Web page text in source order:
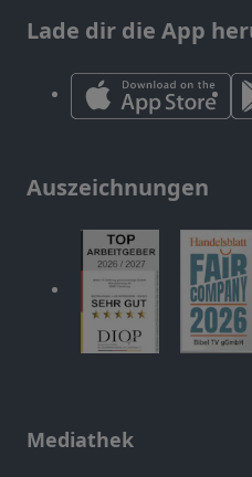
Lade dir die App
Auszeichnungen
Mediathek